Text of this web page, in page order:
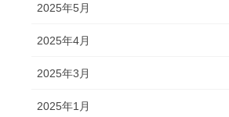
2025年5月
2025年4月
2025年3月
2025年1月